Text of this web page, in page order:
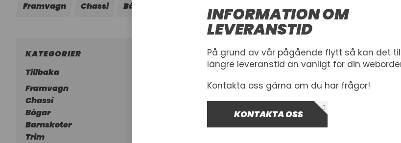
Framvagn Chassi Bågar Barnskoter Trim Styren Kapell Väskor &
KATEGORIER
Tillbaka
Framvagn
Chassi
Bågar
Barnskoter
Trim
INFORMATION OM
LEVERANSTID
På grund av vår pågående flytt så kan det
längre leveranstid än vanligt för din
Kontakta oss gärna om du har frågor!
KONTAKTA OSS